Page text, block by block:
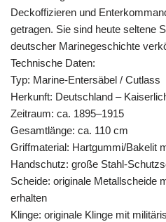
Deckoffizieren und
getragen. Sie sind heute seltene
deutscher Marinegeschichte
Technische Daten:
Typ: Marine-Entersäbel / Cutlass
Herkunft: Deutschland –
Zeitraum: ca. 1895–1915
Gesamtlänge: ca. 110 cm
Griffmaterial: Hartgummi/Bakelit
Handschutz: große Stahl-
Scheide: originale Metallscheide
erhalten
Klinge: originale Klinge mit